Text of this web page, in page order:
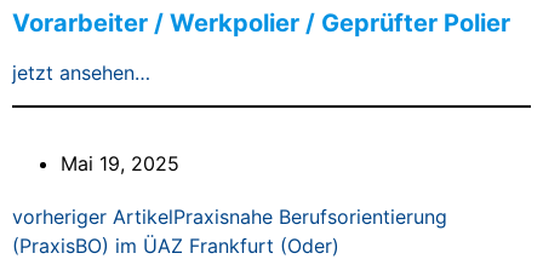
Vorarbeiter / Werkpolier / Geprüfter Polier
jetzt ansehen…
Mai 19, 2025
vorheriger ArtikelPraxisnahe Berufsorientierung
(PraxisBO) im ÜAZ Frankfurt (Oder)